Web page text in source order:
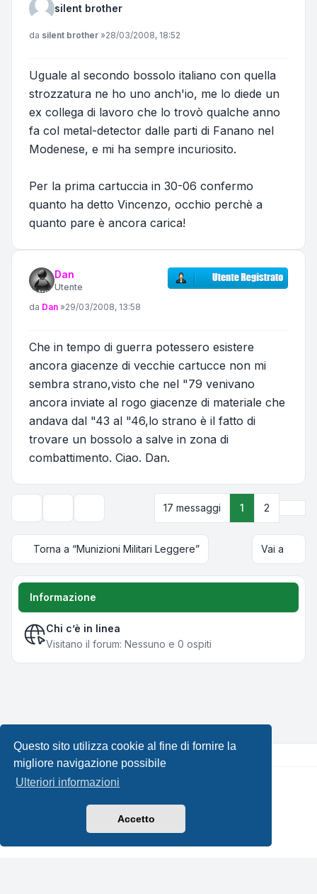
Questo sito utilizza cookie al fine di fornire la
migliore navigazione possibile
Ulteriori informazioni
Accetto
silent brother
Messaggio
da silent brother »28/03/2008, 18:52
Uguale al secondo bossolo italiano con quella
strozzatura ne ho uno anch'io, me lo diede un
ex collega di lavoro che lo trovò qualche anno
fa col metal-detector dalle parti di Fanano nel
Modenese, e mi ha sempre incuriosito.
Per la prima cartuccia in 30-06 confermo
quanto ha detto Vincenzo, occhio perchè a
quanto pare è ancora carica!
Dan
Utente
Messaggio
da Dan »29/03/2008, 13:58
Che in tempo di guerra potessero esistere
ancora giacenze di vecchie cartucce non mi
sembra strano,visto che nel "79 venivano
ancora inviate al rogo giacenze di materiale che
andava dal "43 al "46,lo strano è il fatto di
trovare un bossolo a salve in zona di
combattimento. Ciao. Dan.
Opzioni di visualizzazione e ordinamento
17 messaggi 1 2
Torna a “Munizioni Militari Leggere” Vai a
Informazione
Chi c’è in linea
Visitano il forum: Nessuno e 0 ospiti
Creato daphpBB® Forum Software © phpBB Limited •
Leenoz.com
phpBB-Italia.it
Condizioni|Tutti gli orari sono